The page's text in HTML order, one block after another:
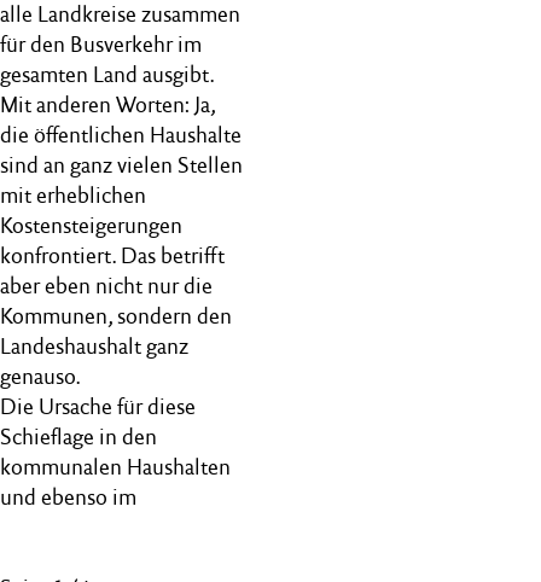
alle Landkreise zusammen
für den Busverkehr im
gesamten Land ausgibt.
Mit anderen Worten: Ja,
die öffentlichen Haushalte
sind an ganz vielen Stellen
mit erheblichen
Kostensteigerungen
konfrontiert. Das betrifft
aber eben nicht nur die
Kommunen, sondern den
Landeshaushalt ganz
genauso.
Die Ursache für diese
Schieflage in den
kommunalen Haushalten
und ebenso im